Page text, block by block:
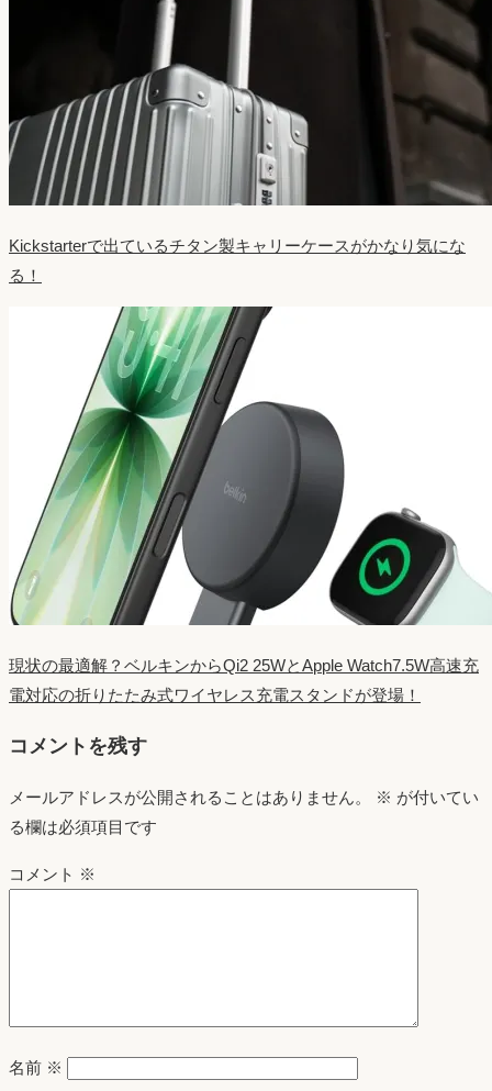
Kickstarterで出ているチタン製キャリーケースがかなり気にな
る！
現状の最適解？ベルキンからQi2 25WとApple Watch7.5W高速充
電対応の折りたたみ式ワイヤレス充電スタンドが登場！
コメントを残す
メールアドレスが公開されることはありません。 ※ が付いてい
る欄は必須項目です
コメント ※
名前 ※